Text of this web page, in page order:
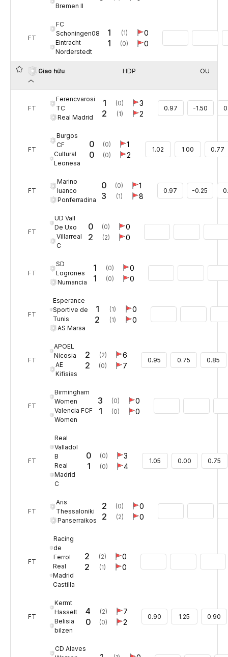
Bremen II
FT
FC
Schoningen08
Eintracht
Norderstedt
1
1
(1)
(0)
0
0
Giao hữu HDP OU
FT
Ferencvarosi
TC
Real Madrid
1
2
(0)
(1)
3
2
0.97 -1.50
FT
Burgos
CF
Cultural
Leonesa
0
0
(0)
(0)
1
2
1.02 1.00 0.77
FT
Marino
luanco
Ponferradina
0
3
(0)
(1)
1
8
0.97 -0.25
FT
UD Vall
De Uxo
Villarreal
C
0
2
(0)
(2)
0
0
FT
SD
Logrones
Numancia
1
1
(0)
(0)
0
0
FT
Esperance
Sportive de
Tunis
AS Marsa
1
2
(1)
(1)
0
0
FT
APOEL
Nicosia
AE
Kifisias
2
2
(2)
(0)
6
7
0.95 0.75 0.85
FT
Birmingham
Women
Valencia FCF
Women
3
1
(0)
(0)
0
0
FT
Real
Valladol
B
Real
Madrid
C
0
1
(0)
(0)
3
4
1.05 0.00 0.75
FT
Aris
Thessaloniki
Panserraikos
2
2
(0)
(2)
0
0
FT
Racing
de
Ferrol
Real
Madrid
Castilla
2
2
(2)
(1)
0
0
FT
Kermt
Hasselt
Belisia
bilzen
4
0
(2)
(0)
7
2
0.90 1.25 0.90
CD Alaves